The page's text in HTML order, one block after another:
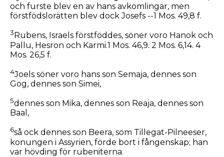
och furste blev en av hans avkomlingar, men
förstfödslorätten blev dock Josefs --1 Mos. 49,8 f.
3 Rubens, Israels förstföddes, söner voro Hanok och
Pallu, Hesron och Karmi.1 Mos. 46,9. 2 Mos. 6,14. 4
Mos. 26,5 f.
4Joels söner voro hans son Semaja, dennes son
Gog, dennes son Simei,
5dennes son Mika, dennes son Reaja, dennes son
Baal,
6så ock dennes son Beera, som Tillegat-Pilneeser,
konungen i Assyrien, förde bort i fångenskap; han
var hövding för rubeniterna.